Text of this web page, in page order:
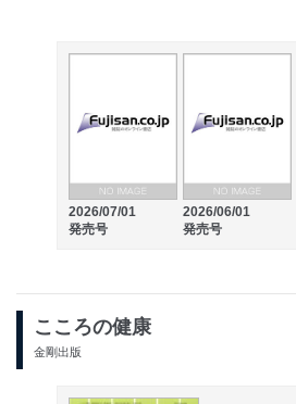
2026/07/01
発売号
2026/06/01
発売号
こころの健康
金剛出版